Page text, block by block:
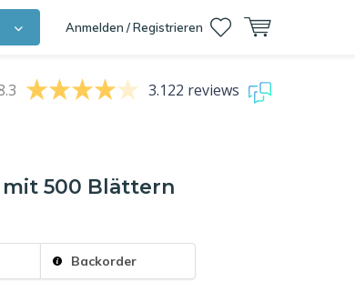
Anmelden / Registrieren
3.122 reviews
mit 500 Blättern
Backorder